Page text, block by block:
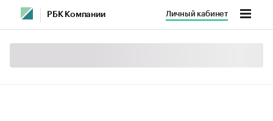
РБК Компании Личный кабинет